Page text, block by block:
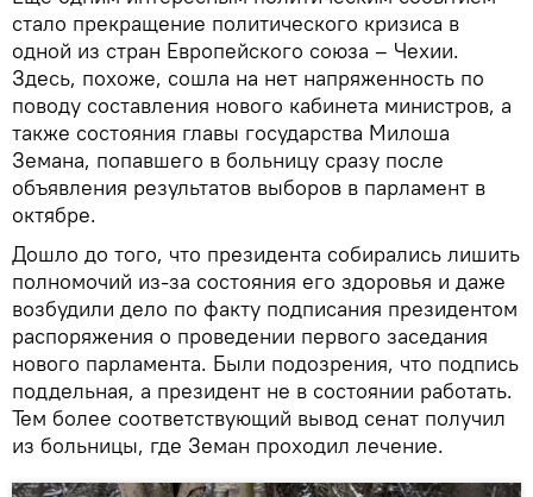
стало прекращение политического кризиса в
одной из стран Европейского союза – Чехии.
Здесь, похоже, сошла на нет напряженность по
поводу составления нового кабинета министров, а
также состояния главы государства Милоша
Земана, попавшего в больницу сразу после
объявления результатов выборов в парламент в
октябре.
Дошло до того, что президента собирались лишить
полномочий из-за состояния его здоровья и даже
возбудили дело по факту подписания президентом
распоряжения о проведении первого заседания
нового парламента. Были подозрения, что подпись
поддельная, а президент не в состоянии работать.
Тем более соответствующий вывод сенат получил
из больницы, где Земан проходил лечение.